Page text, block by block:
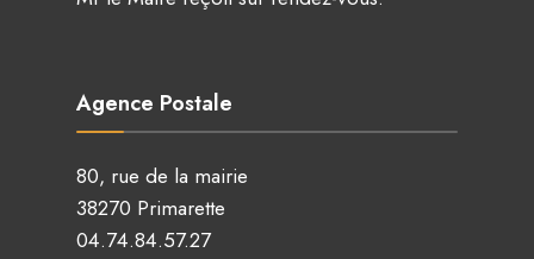
Agence Postale
80, rue de la mairie
38270 Primarette
04.74.84.57.27